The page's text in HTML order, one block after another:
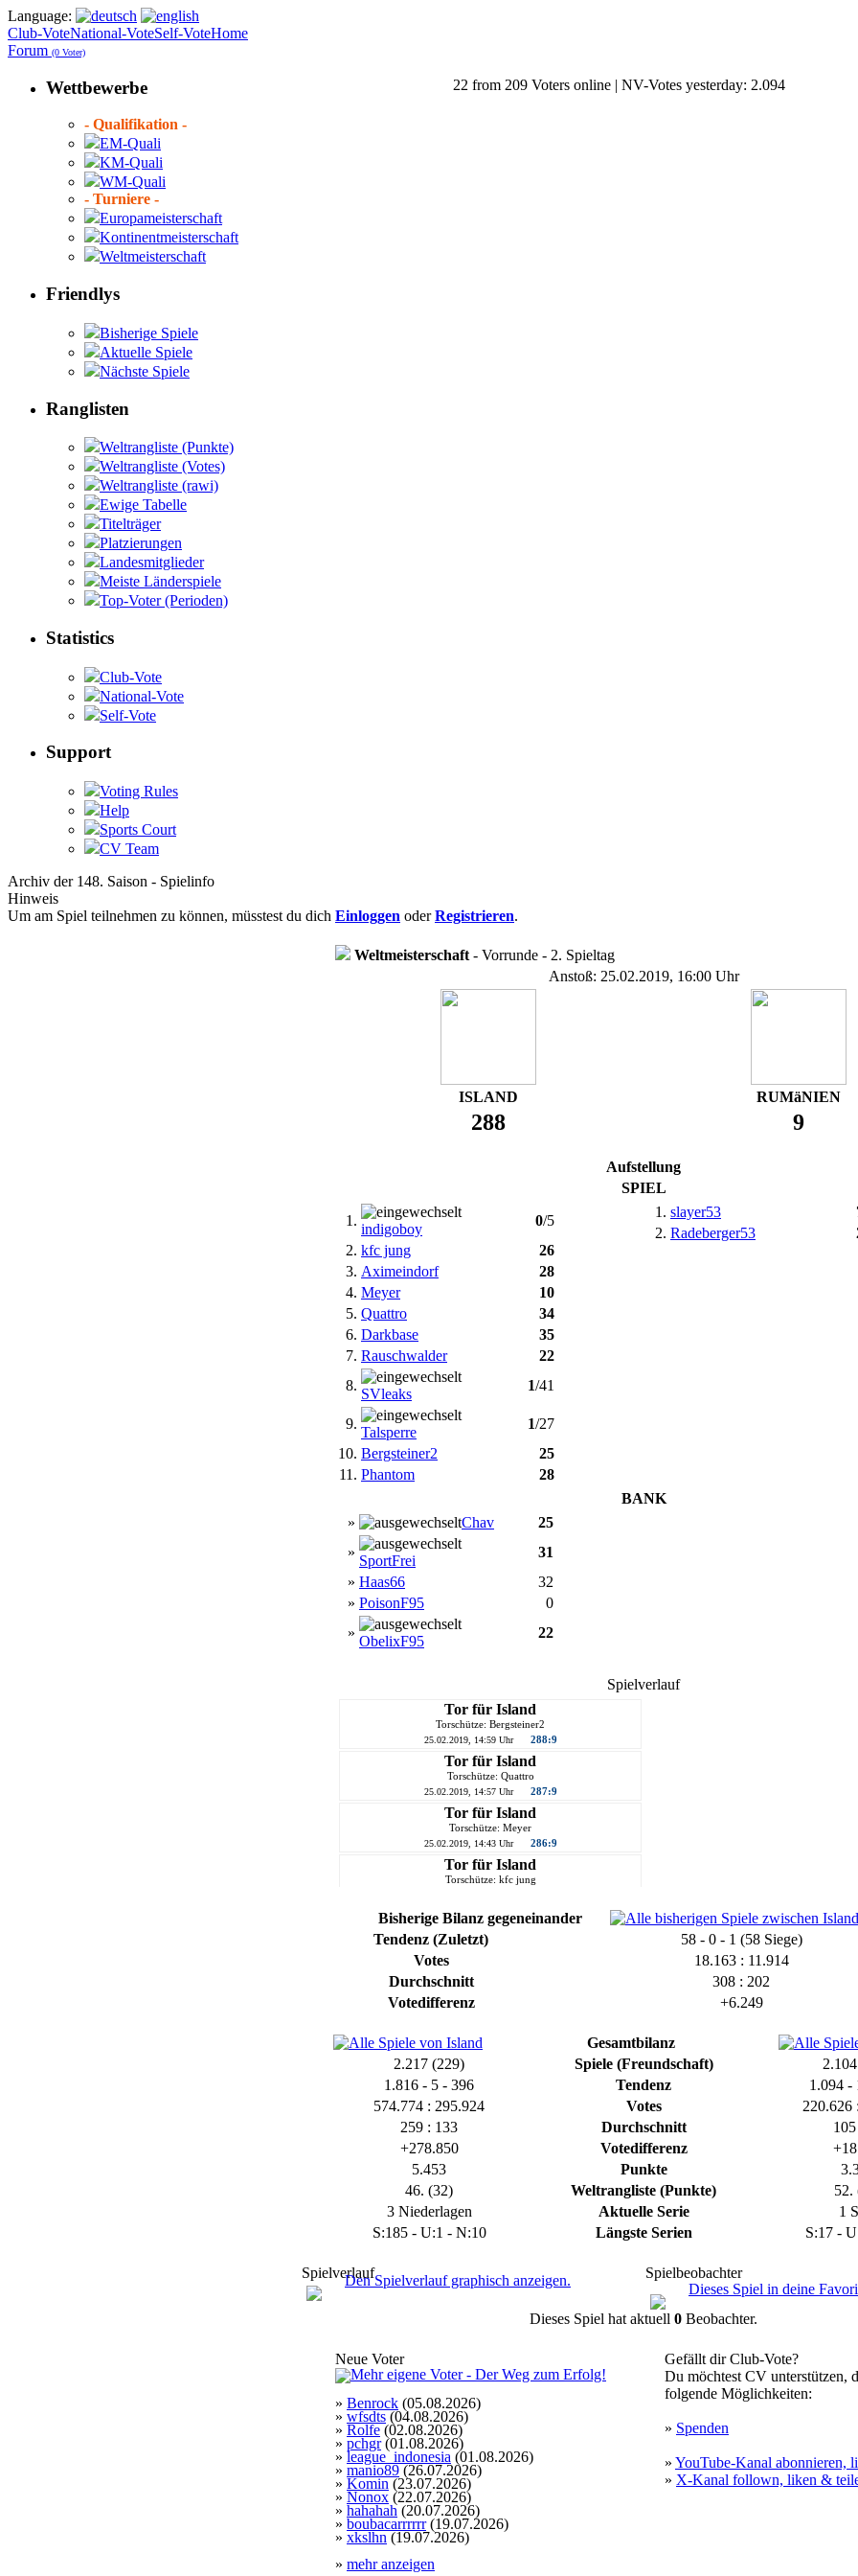
Language:
22 from 209 Voters online | NV-Votes yesterday: 2.094
Club-VoteNational-VoteSelf-VoteHome
Forum (0 Voter)
Wettbewerbe
- Qualifikation -
EM-Quali
KM-Quali
WM-Quali
- Turniere -
Europameisterschaft
Kontinentmeisterschaft
Weltmeisterschaft
Friendlys
Bisherige Spiele
Aktuelle Spiele
Nächste Spiele
Ranglisten
Weltrangliste (Punkte)
Weltrangliste (Votes)
Weltrangliste (rawi)
Ewige Tabelle
Titelträger
Platzierungen
Landesmitglieder
Meiste Länderspiele
Top-Voter (Perioden)
Statistics
Club-Vote
National-Vote
Self-Vote
Support
Voting Rules
Help
Sports Court
CV Team
Archiv der 148. Saison - Spielinfo
Hinweis
Um am Spiel teilnehmen zu können, müsstest du dich Einloggen oderRegistrieren.
Weltmeisterschaft - Vorrunde - 2. Spieltag
Anstoß: 25.02.2019, 16:00 Uhr
ISLAND RUMäNIEN
288 9
Aufstellung
SPIEL
1.
indigoboy
0/5
2. kfc jung
26
3. Aximeindorf
28
4. Meyer
10
5. Quattro
34
6. Darkbase
35
7. Rauschwalder
22
8.
SVleaks
1/41
9.
Talsperre
1/27
10. Bergsteiner2
25
11. Phantom 28
1. slayer53
2. Radeberger53
BANK
»
Chav
25
»
SportFrei
31
» Haas66
32
» PoisonF95
0
»
ObelixF95
22
Spielverlauf
Tor für Island
Torschütze: Bergsteiner2
25.02.2019, 14:59 Uhr 288:9
Tor für Island
Torschütze: Quattro
25.02.2019, 14:57 Uhr 287:9
Tor für Island
Torschütze: Meyer
25.02.2019, 14:43 Uhr 286:9
Tor für Island
Torschütze: kfc jung
Tor für Island
25.02.2019, 14:34 Uhr
Tor für Island
Torschütze: Phantom
25.02.2019, 14:30 Uhr
25.02.2019, 14:22 Uhr
Tor für Island
Torschütze: SportFrei
25.02.2019, 14:09 Uhr
Tor für Island
25.02.2019, 14:09 Uhr
Tor für Island
Torschütze: ObelixF95
25.02.2019, 14:07 Uhr
Tor für Island
Torschütze: Chav
Tor für Island
Tor für Island
Torschütze: SportFrei
25.02.2019, 13:09 Uhr
Tor für Island
Torschütze: Darkbase
25.02.2019, 13:08 Uhr 274:9
Tor für Island
Torschütze: ObelixF95
25.02.2019, 13:05 Uhr
Tor für Island
25.02.2019, 12:57 Uhr
Bisherige Bilanz gegeneinander
Tendenz (Zuletzt)
58 - 0 - 1 (58 Siege)
Votes
18.163 : 11.914
Durchschnitt
308 : 202
Votedifferenz
+6.249
Gesamtbilanz
2.217 (229)
Spiele (Freundschaft)
1.816 - 5 - 396
Tendenz
1.094 -
574.774 : 295.924
Votes
220.626
259 : 133
Durchschnitt
+278.850
Votedifferenz
5.453
Punkte
46. (32)
Weltrangliste (Punkte)
52.
3 Niederlagen
Aktuelle Serie
1
S:185 - U:1 - N:10
Längste Serien S:17 -
Spielverlauf Spielbeobachter
Den Spielverlauf graphisch anzeigen.
Dieses Spiel in deine
Dieses Spiel hat aktuell 0 Beobachter.
Neue Voter
» Benrock (05.08.2026)
» wfsdts (04.08.2026)
» Rolfe (02.08.2026)
» pchgr(01.08.2026)
» league_indonesia (01.08.2026)
» manio89 (26.07.2026)
» Komin (23.07.2026)
» Nonox (22.07.2026)
» hahahah (20.07.2026)
» boubacarrrrrr(19.07.2026)
» xkslhn (19.07.2026)
» mehr anzeigen
Gefällt dir Club-Vote?
Du möchtest CV unterstützen,
folgende Möglichkeiten:
» Spenden
» YouTube-Kanal abonnieren,
» X-Kanal follown, liken &